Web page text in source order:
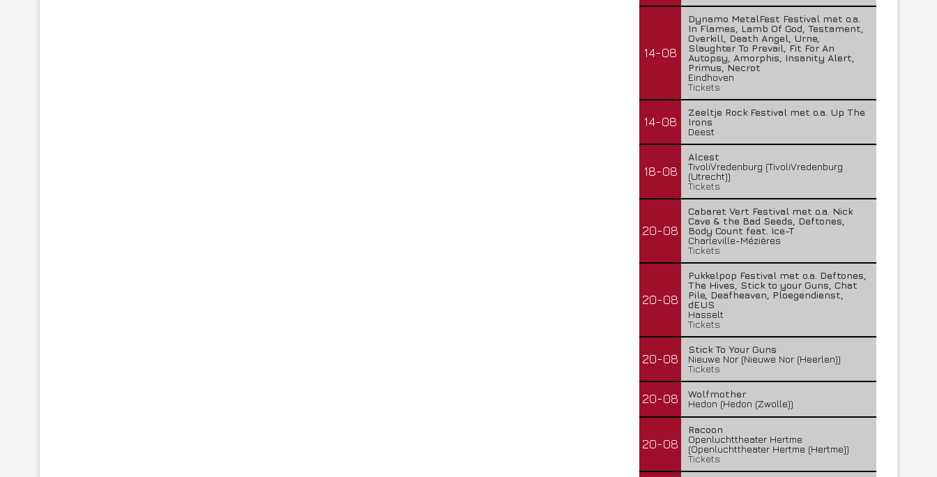
14-08
Dynamo MetalFest Festival met o.a.
In Flames, Lamb Of God, Testament,
Overkill, Death Angel, Urne,
Slaughter To Prevail, Fit For An
Autopsy, Amorphis, Insanity Alert,
Primus, Necrot
Eindhoven
Tickets
14-08
Zeeltje Rock Festival met o.a. Up The
Irons
Deest
18-08
Alcest
TivoliVredenburg (TivoliVredenburg
(Utrecht))
Tickets
20-08
Cabaret Vert Festival met o.a. Nick
Cave & the Bad Seeds, Deftones,
Body Count feat. Ice-T
Charleville-Mézières
Tickets
20-08
Pukkelpop Festival met o.a. Deftones,
The Hives, Stick to your Guns, Chat
Pile, Deafheaven, Ploegendienst,
dEUS
Hasselt
Tickets
20-08
Stick To Your Guns
Nieuwe Nor (Nieuwe Nor (Heerlen))
Tickets
20-08
Wolfmother
Hedon (Hedon (Zwolle))
20-08
Racoon
Openluchttheater Hertme
(Openluchttheater Hertme (Hertme))
Tickets